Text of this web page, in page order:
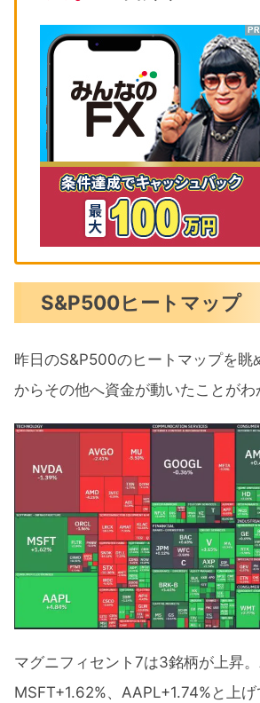
S&P500ヒートマップ
昨日のS&P500のヒートマップを眺
からその他へ資金が動いたことがわ
マグニフィセント7は3銘柄が上昇。
MSFT+1.62%、AAPL+1.74%と上げ